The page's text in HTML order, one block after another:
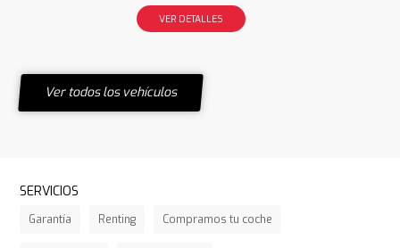
VER DETALLES
Ver todos los vehículos
SERVICIOS
Garantía Renting Compramos tu coche